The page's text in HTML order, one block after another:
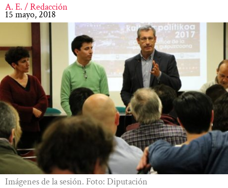
A. E. / Redacción
15 mayo, 2018
Imágenes de la sesión. Foto: Diputación